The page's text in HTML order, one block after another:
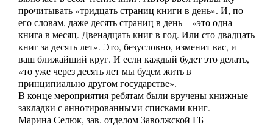
прочитывать «тридцать страниц книги в день». И, по
его словам, даже десять страниц в день – «это одна
книга в месяц. Двенадцать книг в год. Или сто двадцать
книг за десять лет». Это, безусловно, изменит вас, и
ваш ближайший круг. И если каждый будет это делать,
«то уже через десять лет мы будем жить в
принципиально другом государстве».
В конце мероприятия ребятам были вручены книжные
закладки с аннотированными списками книг.
Марина Селюк, зав. отделом Заволжской ГБ